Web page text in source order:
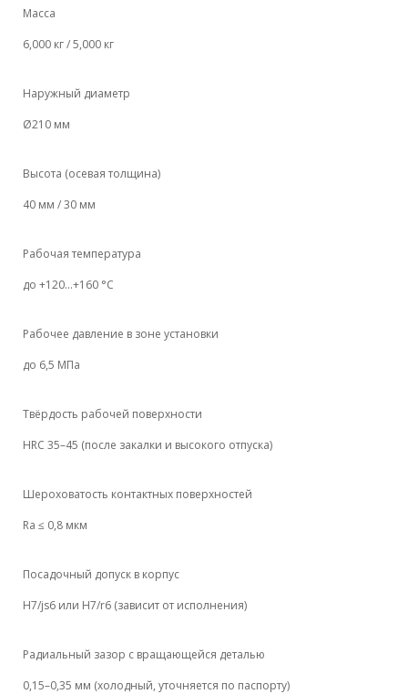
Масса
6,000 кг / 5,000 кг
Наружный диаметр
Ø210 мм
Высота (осевая толщина)
40 мм / 30 мм
Рабочая температура
до +120…+160 °C
Рабочее давление в зоне установки
до 6,5 МПа
Твёрдость рабочей поверхности
HRC 35–45 (после закалки и высокого отпуска)
Шероховатость контактных поверхностей
Ra ≤ 0,8 мкм
Посадочный допуск в корпус
H7/js6 или H7/r6 (зависит от исполнения)
Радиальный зазор с вращающейся деталью
0,15–0,35 мм (холодный, уточняется по паспорту)